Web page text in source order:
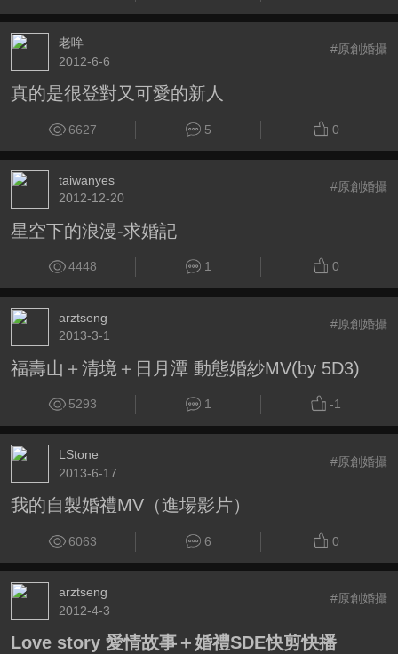
老哞
2012-6-6
#原創婚攝
真的是很登對又可愛的新人
6627 5 0
taiwanyes
2012-12-20
#原創婚攝
星空下的浪漫-求婚記
4448 1 0
arztseng
2013-3-1
#原創婚攝
福壽山＋清境＋日月潭 動態婚紗MV(by 5D3)
5293 1 -1
LStone
2013-6-17
#原創婚攝
我的自製婚禮MV（進場影片）
6063 6 0
arztseng
2012-4-3
#原創婚攝
Love story 愛情故事＋婚禮SDE快剪快播